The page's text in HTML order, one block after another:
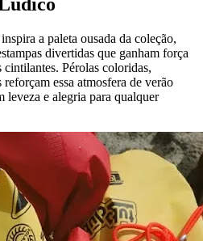
inspira a paleta ousada da coleção,
divertidas que ganham força
cintilantes. Pérolas coloridas,
essa atmosfera de verão
leveza e alegria para qualquer